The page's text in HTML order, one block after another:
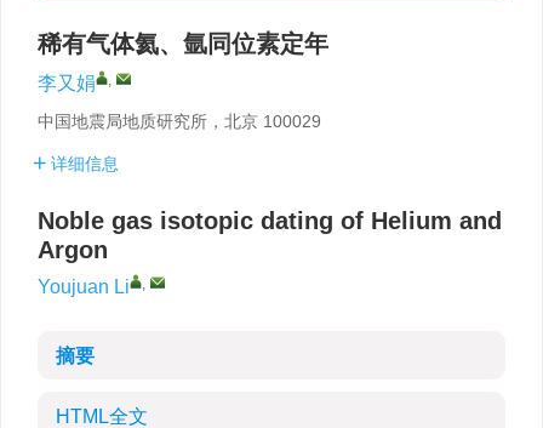
稀有气体氦、氩同位素定年
李又娟 ,
中国地震局地质研究所，北京 100029
详细信息
Noble gas isotopic dating of Helium and
Argon
Youjuan Li ,
摘要
HTML全文